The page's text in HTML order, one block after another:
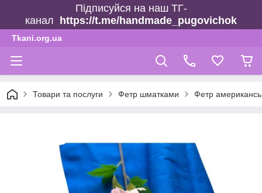
Підписуйся на наш ТГ-
канал
https://t.me/handmade_pugovichok
Tkani.org.ua
Товари та послуги Фетр шматками Фетр